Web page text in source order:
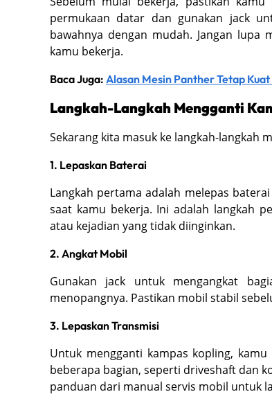
Sebelum mulai bekerja, pastikan
permukaan datar dan gunakan jack
bawahnya dengan mudah. Jangan
kamu bekerja.
Baca Juga: Alasan Mesin Panther Tetap
Langkah-Langkah Mengganti
Sekarang kita masuk ke langkah-langkah
1. Lepaskan Baterai
Langkah pertama adalah melepas
saat kamu bekerja. Ini adalah langkah
atau kejadian yang tidak diinginkan.
2. Angkat Mobil
Gunakan jack untuk mengangkat
menopangnya. Pastikan mobil stabil
3. Lepaskan Transmisi
Untuk mengganti kampas kopling,
beberapa bagian, seperti driveshaft dan
panduan dari manual servis mobil untuk